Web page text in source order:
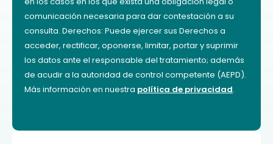
comunicación necesaria para dar contestación a su
consulta. Derechos: Puede ejercer sus Derechos a
acceder, rectificar, oponerse, limitar, portar y suprimir
los datos ante el responsable del tratamiento; además
de acudir a la autoridad de control competente (AEPD).
Más información en nuestra política de privacidad.